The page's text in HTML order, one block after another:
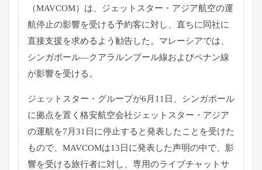
（MAVCOM）は、ジェットスター・ アジア航空の運
航停止の影響を受ける予約客に対し、 直ちに同社に
直接支援を求めるよう勧告した。マレーシアでは、
シンガポール―クアラルンプール線およびペナン線
が影響を受ける。
ジェットスター・グループが6月11日、 シンガポール
に拠点を置く格安航空会社ジェットスター・ アジア
の運航を7月31日に停止すると発表したことを受けた
もので、MAVCOMは13日に発表した声明の中で、 影
響を受ける旅行者に対し、 専用のライブチャットサ